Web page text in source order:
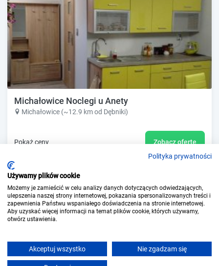
Michałowice Noclegi u Anety
Michałowice (~12.9 km od Dębniki)
Pokaż ceny Zobacz ofertę
Polityka prywatności
Używamy plików cookie
Możemy je zamieścić w celu analizy danych dotyczących odwiedzających,
ulepszenia naszej strony internetowej, pokazania spersonalizowanych treści i
zapewnienia Państwu wspaniałego doświadczenia na stronie internetowej.
Aby uzyskać więcej informacji na temat plików cookie, których używamy,
otwórz ustawienia.
Akceptuj wszystko Nie zgadzam się